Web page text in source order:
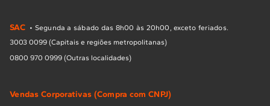
SAC • Segunda a sábado das 8h00 às 20h00, exceto feriados.
3003 0099 (Capitais e regiões metropolitanas)
0800 970 0999 (Outras localidades)
Vendas Corporativas (Compra com CNPJ)